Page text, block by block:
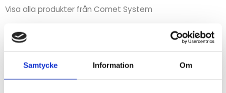
Samtycke Information Om
Visa alla produkter från Comet System
Beskrivning
och givare som använder ström- eller